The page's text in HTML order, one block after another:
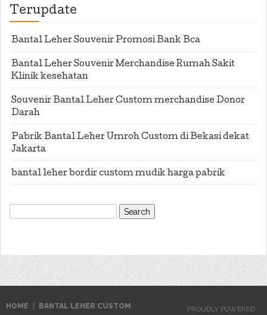
Terupdate
Bantal Leher Souvenir Promosi Bank Bca
Bantal Leher Souvenir Merchandise Rumah Sakit
Klinik kesehatan
Souvenir Bantal Leher Custom merchandise Donor
Darah
Pabrik Bantal Leher Umroh Custom di Bekasi dekat
Jakarta
bantal leher bordir custom mudik harga pabrik
Search
for:
HOME BANTAL LEHER CUSTOM PROUDLY POWERED